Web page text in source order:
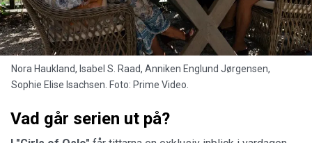
Nora Haukland, Isabel S. Raad, Anniken Englund Jørgensen,
Sophie Elise Isachsen. Foto: Prime Video.
Vad går serien ut på?